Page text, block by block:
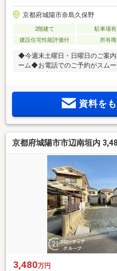
京都府城陽市奈島久保野
2階建て 駐車場有
建設住宅性能評価付
所有権
◆今週末土曜日・日曜日のご案
ーム◆お電話でのご予約がスム
資料を
京都府城陽市市辺南垣内
3,480万円